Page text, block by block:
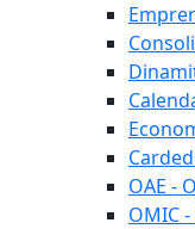
OAE -
OMIC